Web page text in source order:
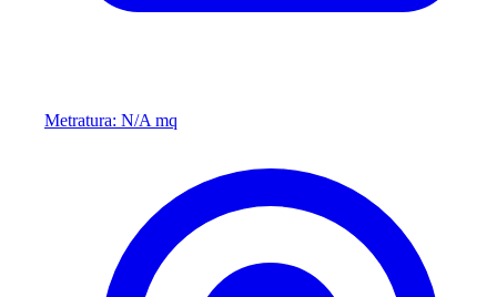
Metratura: N/A mq